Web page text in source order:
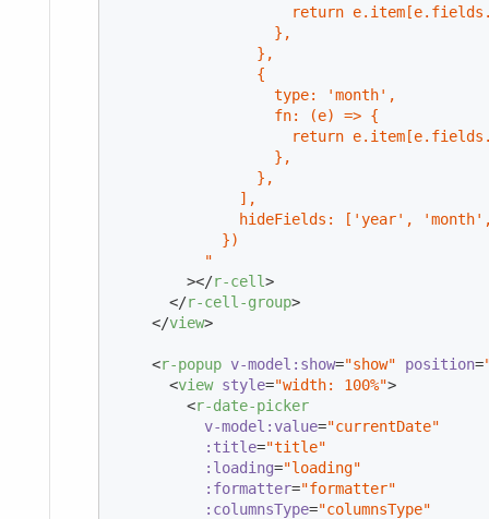
return
                  },
                },
                {
                  type: 'month',
                  fn: (e) => {
return
                  },
                },
              ],
hideFields: ['year',
            })
          "
        >
</r-cell>
</r-cell-group>
</view>
<r-popup v-model:show="show" position=
<view style="width: 100%">
<r-date-picker
v-model:value="currentDate"
:title="title"
:loading="loading"
:formatter="formatter"
:columnsType="columnsType"